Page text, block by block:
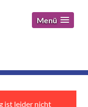
Menü
ist leider nicht